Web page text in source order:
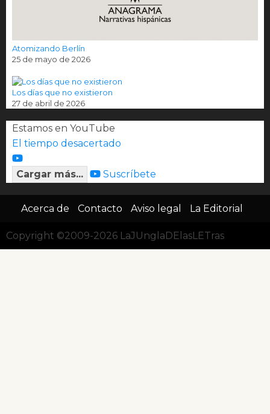
Atomizando Berlín
25 de mayo de 2026
Los días que no existieron
27 de abril de 2026
Estamos en YouTube
El tiempo desacertado
Cargar más... Suscríbete
Acerca de Contacto Aviso legal La Editorial
Copyright ©2009-2026 LaJUnglaDElasLETras